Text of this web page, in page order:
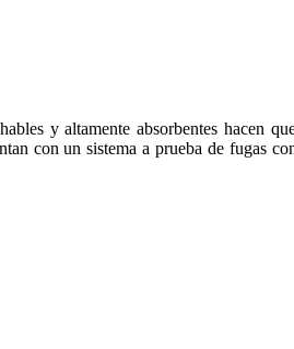
y altamente absorbentes hacen
con un sistema a prueba de fugas